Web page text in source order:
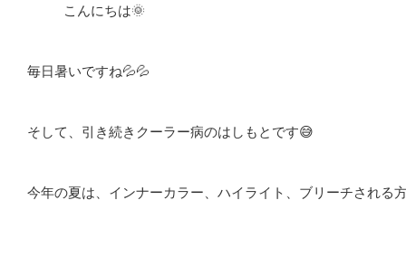
こんにちは🌞
毎日暑いですね💦💦
そして、引き続きクーラー病のはしもとです😅
今年の夏は、インナーカラー、ハイライト、ブリーチされる